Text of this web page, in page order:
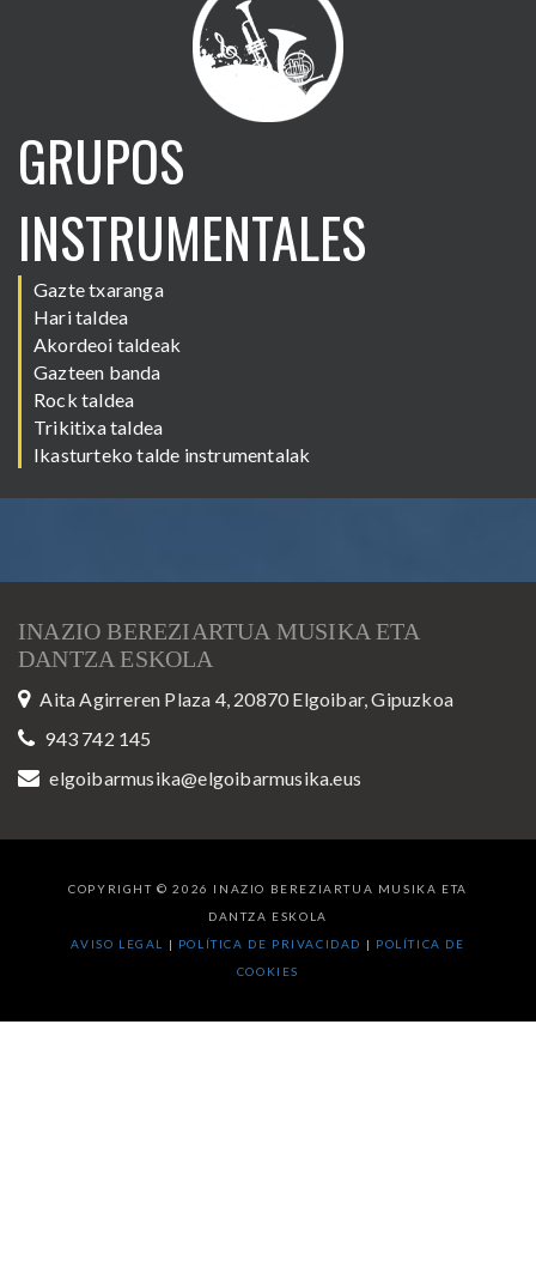
GRUPOS
INSTRUMENTALES
Gazte txaranga
Hari taldea
Akordeoi taldeak
Gazteen banda
Rock taldea
Trikitixa taldea
Ikasturteko talde instrumentalak
INAZIO BEREZIARTUA MUSIKA ETA
DANTZA ESKOLA
Aita Agirreren Plaza 4, 20870 Elgoibar, Gipuzkoa
943 742 145
elgoibarmusika@elgoibarmusika.eus
COPYRIGHT © 2026 INAZIO BEREZIARTUA MUSIKA ETA
DANTZA ESKOLA
AVISO LEGAL
| POLÍTICA DE PRIVACIDAD | POLÍTICA DE
COOKIES